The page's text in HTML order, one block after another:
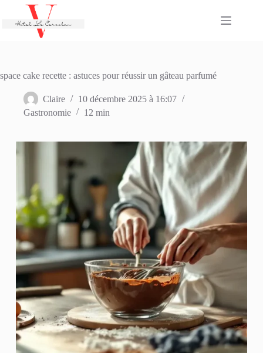
contenu
space cake recette : astuces pour réussir un gâteau parfumé
Claire
10 décembre 2025 à 16:07
Gastronomie
12 min